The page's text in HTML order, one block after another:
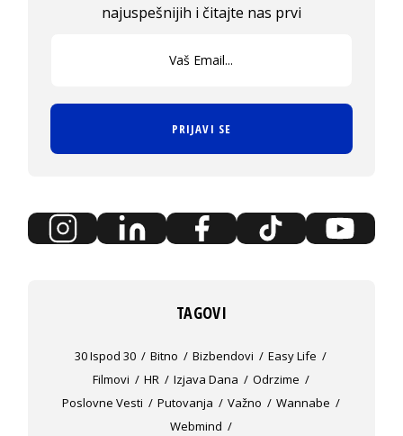
najuspešnijih i čitajte nas prvi
PRIJAVI SE
TAGOVI
30 Ispod 30 Bitno Bizbendovi
Easy Life
Filmovi
HR Izjava Dana
Odrzime
Poslovne Vesti
Putovanja Važno
Wannabe
Webmind